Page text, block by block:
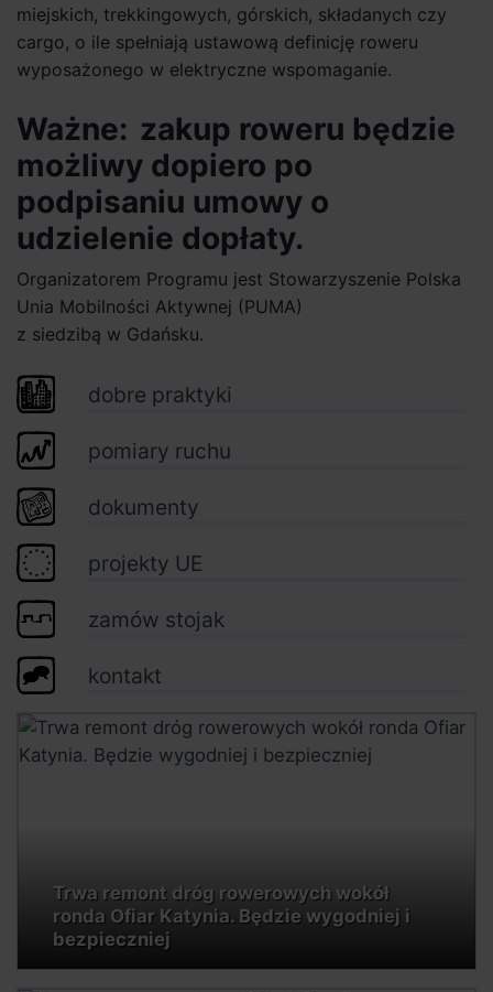
miejskich, trekkingowych, górskich, składanych czy
cargo, o ile spełniają ustawową definicję roweru
wyposażonego w elektryczne wspomaganie.
Ważne: zakup roweru będzie
możliwy dopiero po
podpisaniu umowy o
udzielenie dopłaty.
Organizatorem Programu jest Stowarzyszenie Polska
Unia Mobilności Aktywnej (PUMA)
z siedzibą w Gdańsku.
dobre praktyki
pomiary ruchu
dokumenty
projekty UE
zamów stojak
kontakt
Trwa remont dróg rowerowych wokół
ronda Ofiar Katynia. Będzie wygodniej i
bezpieczniej